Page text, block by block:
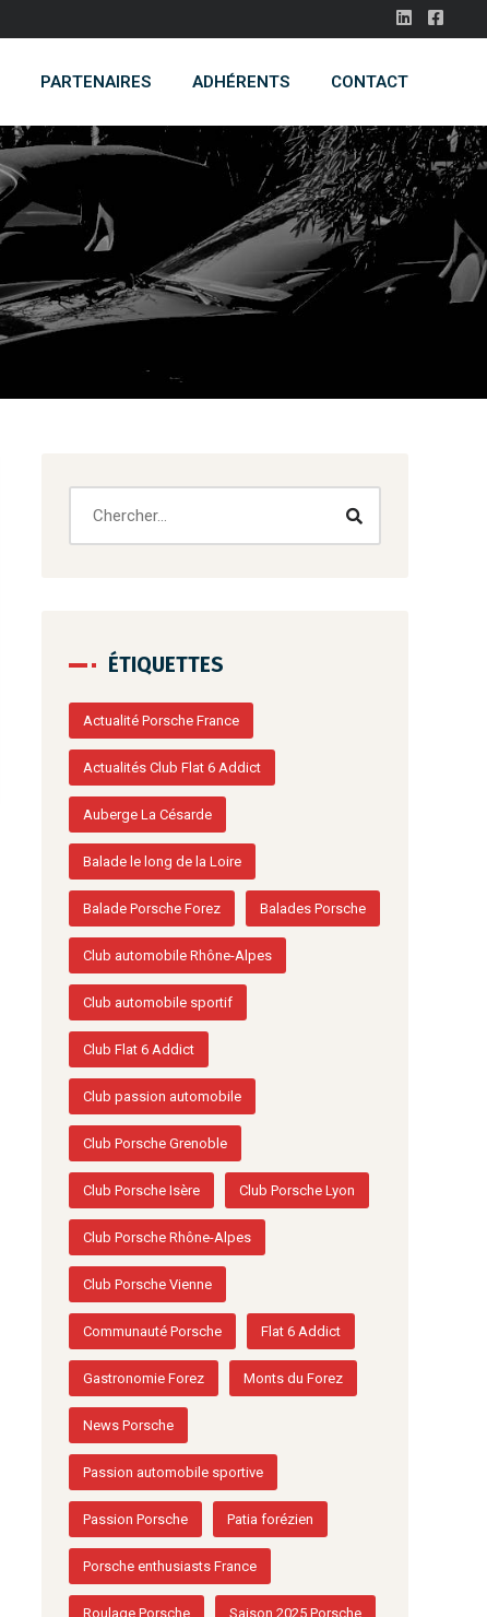
PARTENAIRES ADHÉRENTS CONTACT
ÉTIQUETTES
Actualité Porsche France
Actualités Club Flat 6 Addict
Auberge La Césarde
Balade le long de la Loire
Balade Porsche Forez Balades Porsche
Club automobile Rhône-Alpes
Club automobile sportif
Club Flat 6 Addict
Club passion automobile
Club Porsche Grenoble
Club Porsche Isère Club Porsche Lyon
Club Porsche Rhône-Alpes
Club Porsche Vienne
Communauté Porsche Flat 6 Addict
Gastronomie Forez Monts du Forez
News Porsche
Passion automobile sportive
Passion Porsche Patia forézien
Porsche enthusiasts France
Roulage Porsche Saison 2025 Porsche